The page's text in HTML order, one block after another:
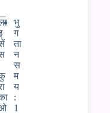
भु
ग
ता
न
स
म
य
:
1